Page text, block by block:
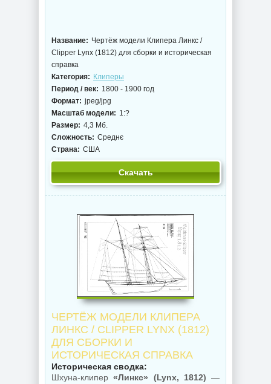
Название: Чертёж модели Клипера Линкс /
Clipper Lynx (1812) для сборки и историческая
справка
Категория: Клиперы
Период / век: 1800 - 1900 год
Формат: jpeg/jpg
Масштаб модели: 1:?
Размер: 4,3 Мб.
Сложность: Среднє
Страна: США
Скачать
ЧЕРТЁЖ МОДЕЛИ КЛИПЕРА
ЛИНКС / CLIPPER LYNX (1812)
ДЛЯ СБОРКИ И
ИСТОРИЧЕСКАЯ СПРАВКА
Историческая сводка:
Шхуна-клипер«Линкс» (Lynx, 1812) —